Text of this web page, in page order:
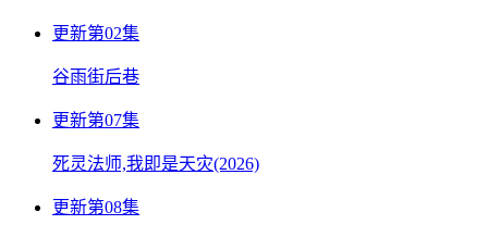
更新第02集
谷雨街后巷
更新第07集
死灵法师,我即是天灾(2026)
更新第08集